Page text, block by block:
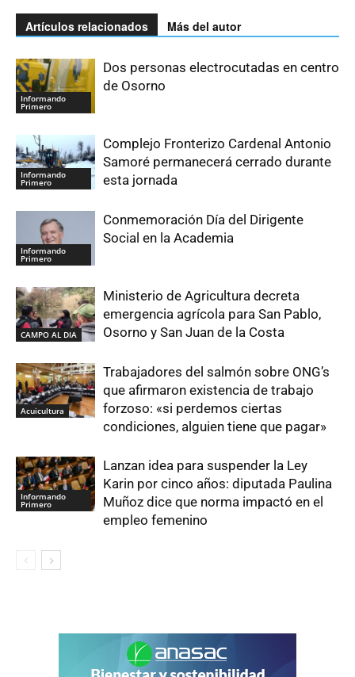
Artículos relacionados Más del autor
Informando
Primero
Dos personas electrocutadas en centro
de Osorno
Informando
Primero
Complejo Fronterizo Cardenal Antonio
Samoré permanecerá cerrado durante
esta jornada
Informando
Primero
Conmemoración Día del Dirigente
Social en la Academia
CAMPO AL DIA
Ministerio de Agricultura decreta
emergencia agrícola para San Pablo,
Osorno y San Juan de la Costa
Acuicultura
Trabajadores del salmón sobre ONG’s
que afirmaron existencia de trabajo
forzoso: «si perdemos ciertas
condiciones, alguien tiene que pagar»
Informando
Primero
Lanzan idea para suspender la Ley
Karin por cinco años: diputada Paulina
Muñoz dice que norma impactó en el
empleo femenino